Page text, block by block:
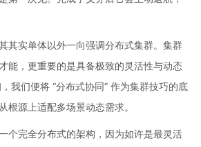
其实单体以外一向强调分布式集群。集群
能，更重要的是具备极致的灵活性与动态
我们便将 “分布式协同” 作为集群技巧的底
根源上适配多场景动态需求。
个完全分布式的架构，因为如许是最灵活